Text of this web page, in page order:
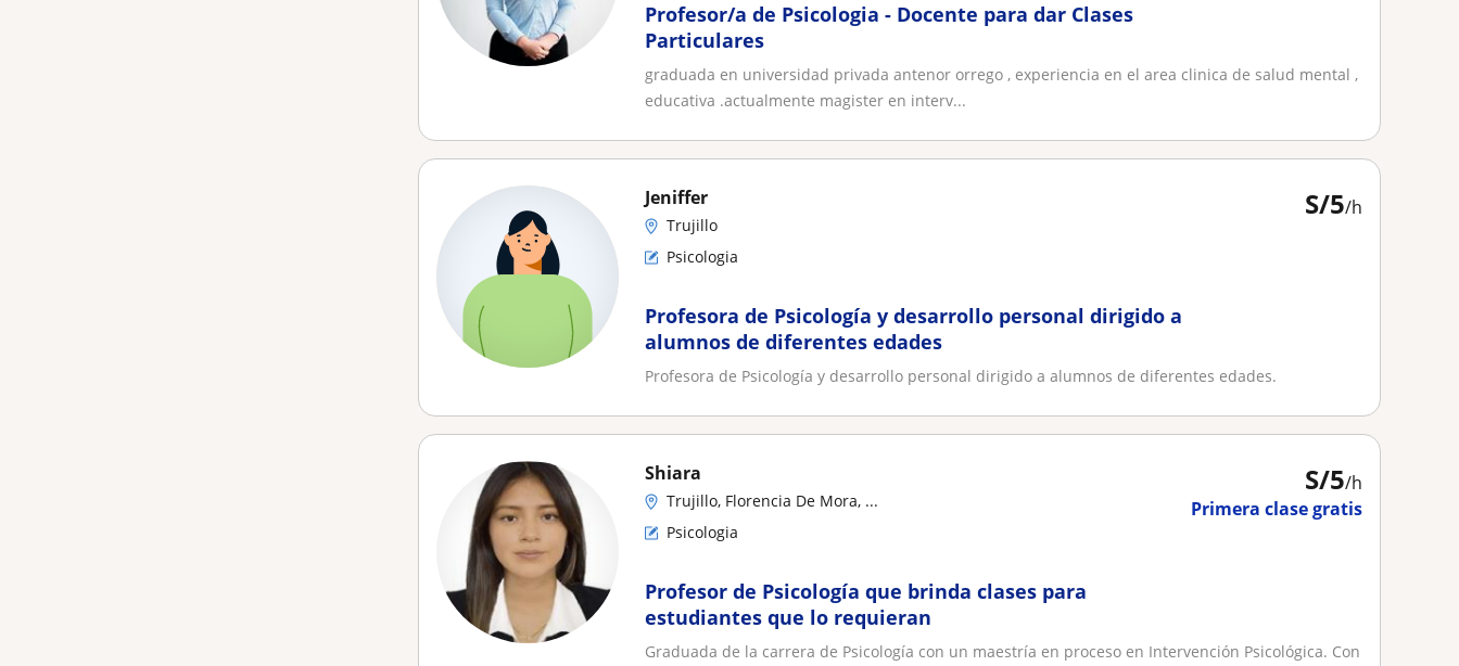
Profesor/a de Psicologia - Docente para dar Clases
Particulares
graduada en universidad privada antenor orrego , experiencia en el area clinica de salud mental ,
educativa .actualmente magister en interv...
S/5/h
Jeniffer
Trujillo
Psicologia
Profesora de Psicología y desarrollo personal dirigido a
alumnos de diferentes edades
Profesora de Psicología y desarrollo personal dirigido a alumnos de diferentes edades.
S/5/h
Primera clase gratis
Shiara
Trujillo, Florencia De Mora, ...
Psicologia
Profesor de Psicología que brinda clases para
estudiantes que lo requieran
Graduada de la carrera de Psicología con un maestría en proceso en Intervención Psicológica. Con